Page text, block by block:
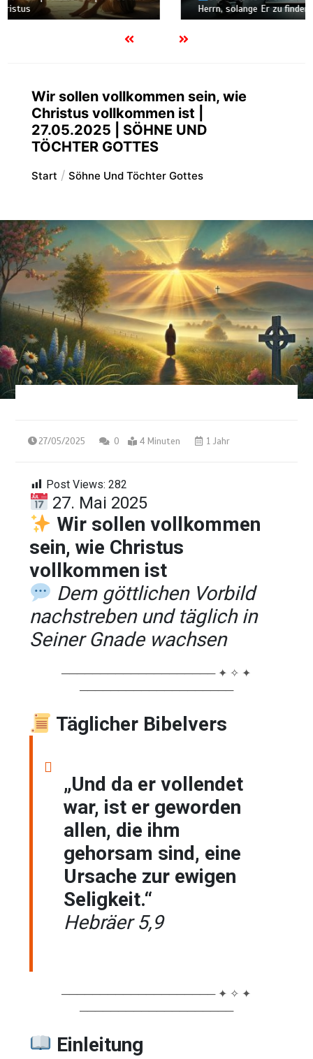
Herrn, solange Er zu finden ist
Wir sollen vollkommen sein, wie
Christus vollkommen ist |
27.05.2025 | SÖHNE UND
TÖCHTER GOTTES
Start Söhne Und Töchter Gottes
27/05/2025 0 4 Minuten 1 Jahr
Post Views: 282
27. Mai 2025
Wir sollen vollkommen
sein, wie Christus
vollkommen ist
Dem göttlichen Vorbild
nachstreben und täglich in
Seiner Gnade wachsen
──────────────────── ✦ ✧ ✦
────────────────────
Täglicher Bibelvers
„Und da er vollendet
war, ist er geworden
allen, die ihm
gehorsam sind, eine
Ursache zur ewigen
Seligkeit.“
Hebräer 5,9
──────────────────── ✦ ✧ ✦
────────────────────
Einleitung